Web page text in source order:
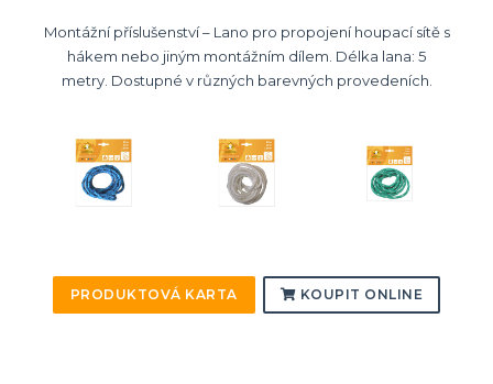
Montážní příslušenství – Lano pro propojení houpací sítě s
hákem nebo jiným montážním dílem. Délka lana: 5
metry. Dostupné v různých barevných provedeních.
PRODUKTOVÁ KARTA KOUPIT ONLINE